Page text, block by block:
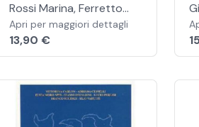
DELL'AGRICOLTURA.
PER GLI IST.
PROFESSIONALI PER
CON E-BOOK. CON
ESPANSIONE ONLINE
Rossi Marina, Ferretto
Matilde, Bonessa
Michelangelo
Apri per maggiori dettagli
13,90 €